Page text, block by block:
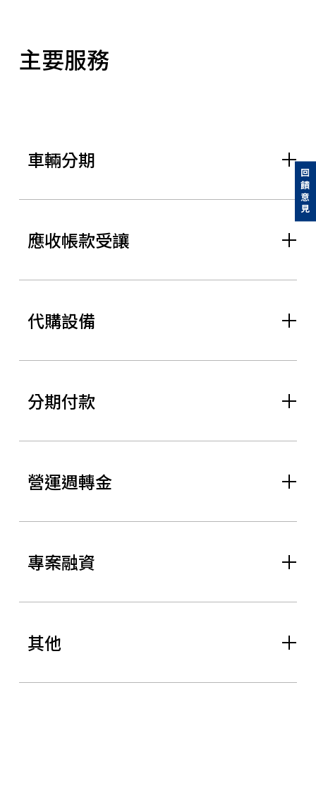
主要服務
車輛分期
應收帳款受讓
代購設備
分期付款
營運週轉金
專案融資
其他
回饋意見